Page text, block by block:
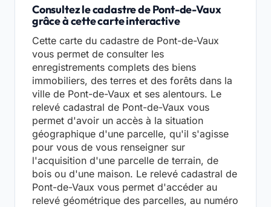
Consultez le cadastre de Pont-de-Vaux
grâce à cette carte interactive
Cette carte du cadastre de Pont-de-Vaux
vous permet de consulter les
enregistrements complets des biens
immobiliers, des terres et des forêts dans la
ville de Pont-de-Vaux et ses alentours. Le
relevé cadastral de Pont-de-Vaux vous
permet d'avoir un accès à la situation
géographique d'une parcelle, qu'il s'agisse
pour vous de vous renseigner sur
l'acquisition d'une parcelle de terrain, de
bois ou d'une maison. Le relevé cadastral de
Pont-de-Vaux vous permet d'accéder au
relevé géométrique des parcelles, au numéro